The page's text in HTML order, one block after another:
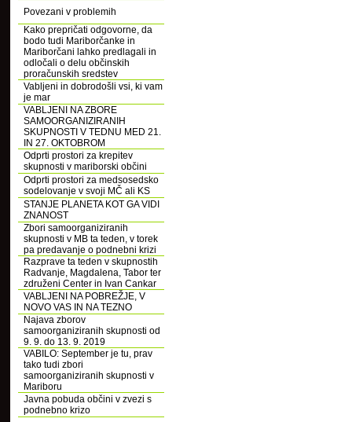
Povezani v problemih
Kako prepričati odgovorne, da
bodo tudi Mariborčanke in
Mariborčani lahko predlagali in
odločali o delu občinskih
proračunskih sredstev
Vabljeni in dobrodošli vsi, ki vam
je mar
VABLJENI NA ZBORE
SAMOORGANIZIRANIH
SKUPNOSTI V TEDNU MED 21.
IN 27. OKTOBROM
Odprti prostori za krepitev
skupnosti v mariborski občini
Odprti prostori za medsosedsko
sodelovanje v svoji MČ ali KS
STANJE PLANETA KOT GA VIDI
ZNANOST
Zbori samoorganiziranih
skupnosti v MB ta teden, v torek
pa predavanje o podnebni krizi
Razprave ta teden v skupnostih
Radvanje, Magdalena, Tabor ter
združeni Center in Ivan Cankar
VABLJENI NA POBREŽJE, V
NOVO VAS IN NA TEZNO
Najava zborov
samoorganiziranih skupnosti od
9. 9. do 13. 9. 2019
VABILO: September je tu, prav
tako tudi zbori
samoorganiziranih skupnosti v
Mariboru
Javna pobuda občini v zvezi s
podnebno krizo